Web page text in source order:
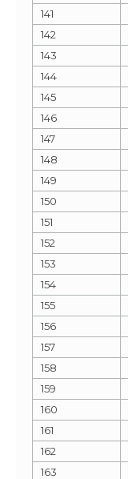
141
142
143
144
145
146
147
148
149
150
151
152
153
154
155
156
157
158
159
160
161
162
163